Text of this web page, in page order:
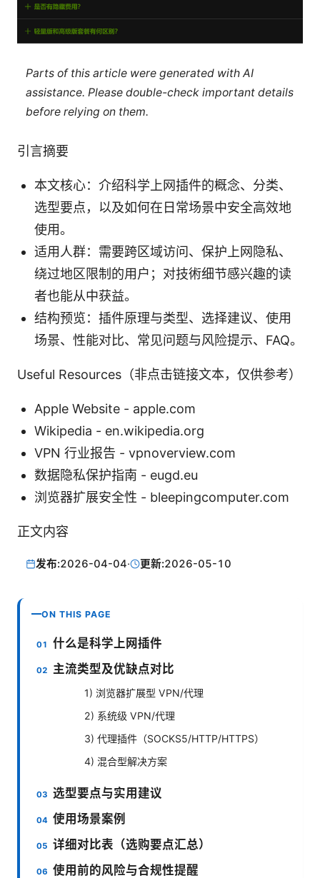
Parts of this article were generated with AI
assistance. Please double-check important details
before relying on them.
引言摘要
本文核心：介绍科学上网插件的概念、分类、
选型要点，以及如何在日常场景中安全高效地
使用。
适用人群：需要跨区域访问、保护上网隐私、
绕过地区限制的用户；对技術细节感兴趣的读
者也能从中获益。
结构预览：插件原理与类型、选择建议、使用
场景、性能对比、常见问题与风险提示、FAQ。
Useful Resources（非点击链接文本，仅供参考）
Apple Website - apple.com
Wikipedia - en.wikipedia.org
VPN 行业报告 - vpnoverview.com
数据隐私保护指南 - eugd.eu
浏览器扩展安全性 - bleepingcomputer.com
正文内容
发布:2026-04-04· 更新:2026-05-10
ON THIS PAGE
什么是科学上网插件
主流类型及优缺点对比
1) 浏览器扩展型 VPN/代理
2) 系统级 VPN/代理
3) 代理插件（SOCKS5/HTTP/HTTPS）
4) 混合型解决方案
选型要点与实用建议
使用场景案例
详细对比表（选购要点汇总）
使用前的风险与合规性提醒